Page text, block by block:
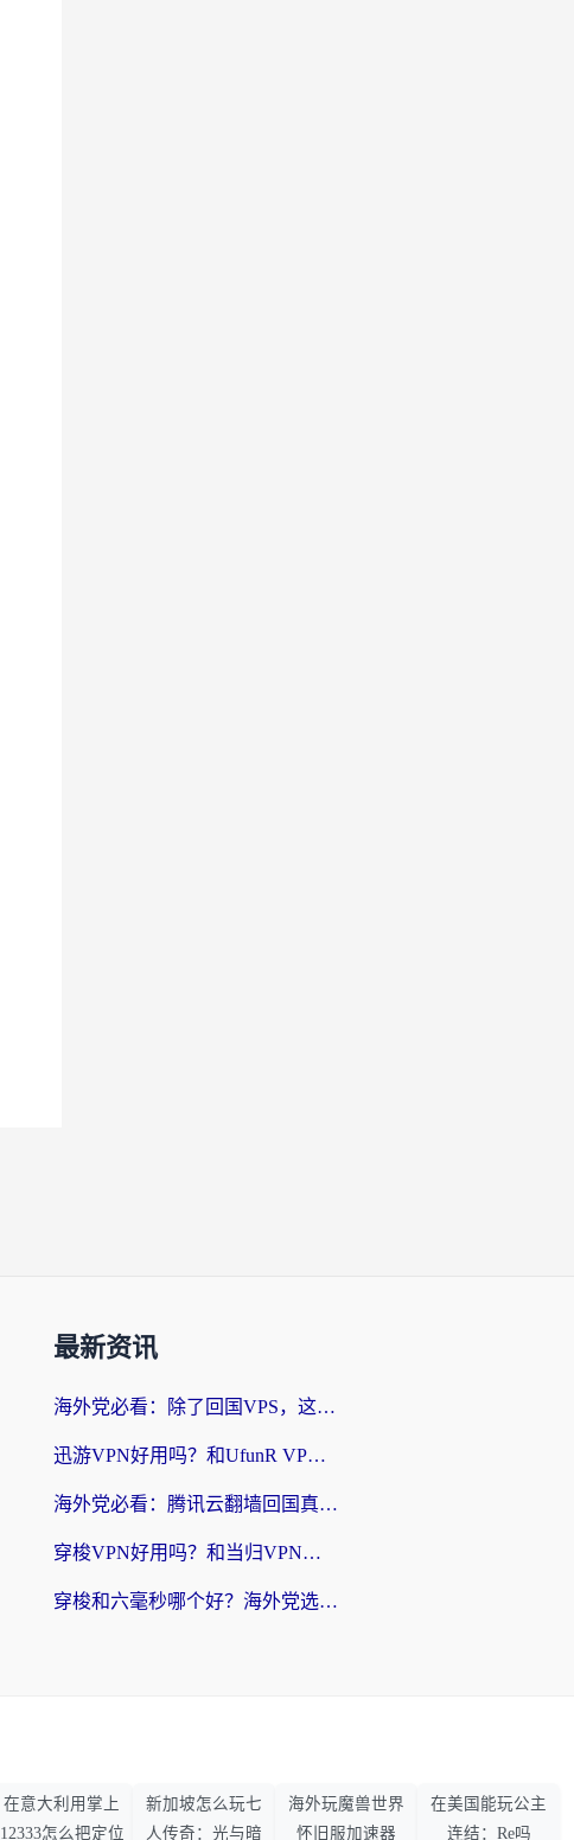
最新资讯
海外党必看：除了回国VPS，这样选加速器也能无缝刷国内资源？
迅游VPN好用吗？和UfunR VPN对比哪个回国效果更好？海外党亲测避坑指南
海外党必看：腾讯云翻墙回国真的好用吗？+ 3步选对回国加速器指南
穿梭VPN好用吗？和当归VPN对比哪个回国效果更好？海外党亲测实用指南
穿梭和六毫秒哪个好？海外党选回国加速器的避坑指南，附番茄加速器实测
在意大利用掌上
12333怎么把定位
新加坡怎么玩七
人传奇：光与暗
海外玩魔兽世界
怀旧服加速器
在美国能玩公主
连结：Re吗